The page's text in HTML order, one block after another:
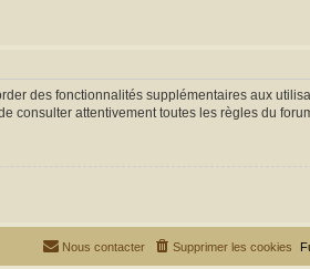
des fonctionnalités supplémentaires aux
consulter attentivement toutes les règles du
Supprimer les cookies
Nous contacter